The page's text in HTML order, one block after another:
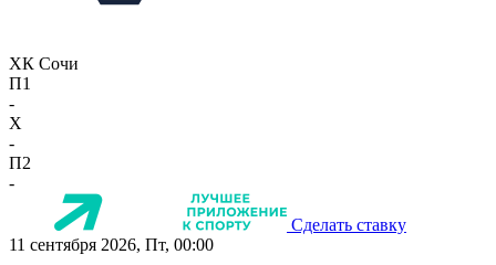
ХК Сочи
П1
-
X
-
П2
-
Сделать ставку
11 сентября 2026, Пт, 00:00